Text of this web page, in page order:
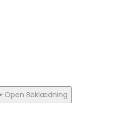
Open Beklædning